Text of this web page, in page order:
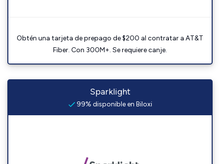
Obtén una tarjeta de prepago de $200 al contratar a AT&T
Fiber. Con 300M+. Se requiere canje.
Sparklight
99% disponible en Biloxi